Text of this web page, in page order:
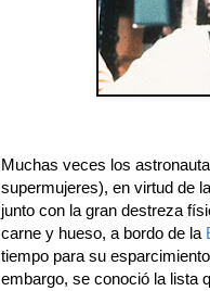
Muchas veces los
supermujeres), en virtud de
junto con la gran destreza
carne y hueso, a bordo de la
tiempo para su
embargo, se conoció la lista